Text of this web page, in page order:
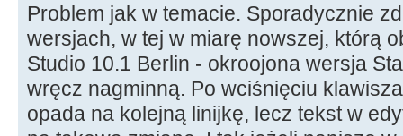
Problem jak w temacie. Sporadycznie
wersjach, w tej w miarę nowszej, którą
Studio 10.1 Berlin - okroojona wersja
wręcz nagminną. Po wciśnięciu
opada na kolejną linijkę, lecz tekst w